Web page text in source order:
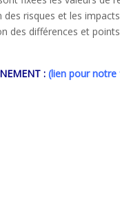
risques et les
des différences et
: (lien pour